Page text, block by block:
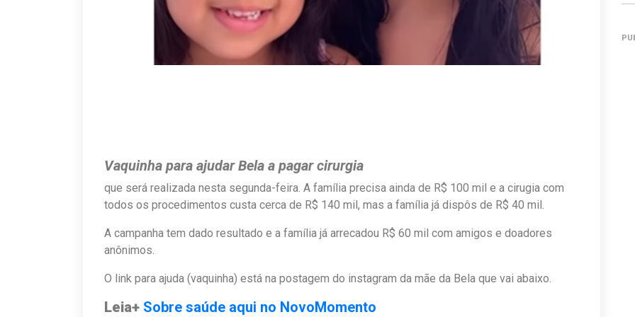
Vaquinha para ajudar Bela a pagar cirurgia
que será realizada nesta segunda-feira. A família precisa ainda de R$ 100 mil e a cirugia com
todos os procedimentos custa cerca de R$ 140 mil, mas a família já dispôs de R$ 40 mil.
A campanha tem dado resultado e a família já arrecadou R$ 60 mil com amigos e doadores
anônimos.
O link para ajuda (vaquinha) está na postagem do instagram da mãe da Bela que vai abaixo.
Leia+ Sobre saúde aqui no NovoMomento